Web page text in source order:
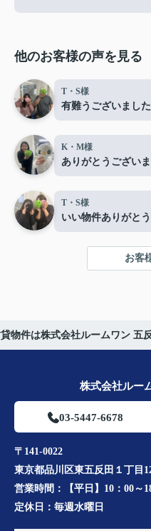
他のお客様の声を見る
T・S様
有難うございました
K・M様
ありがとうございま
T・S様
いい物件ありがと
お客
物件は株式会社ルームワン 五
株式会社ル
03-5447-6678
〒141-0022
東京都品川区東五反田１丁目
営業時間：
【平日】10：00～
定休日： 毎週水曜日